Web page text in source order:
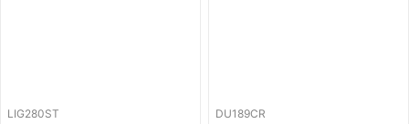
LIG280ST DU189CR